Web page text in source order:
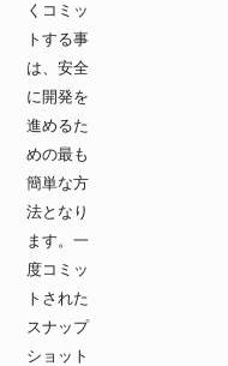
くコミッ
トする事
は、安全
に開発を
進めるた
めの最も
簡単な方
法となり
ます。一
度コミッ
トされた
スナップ
ショット